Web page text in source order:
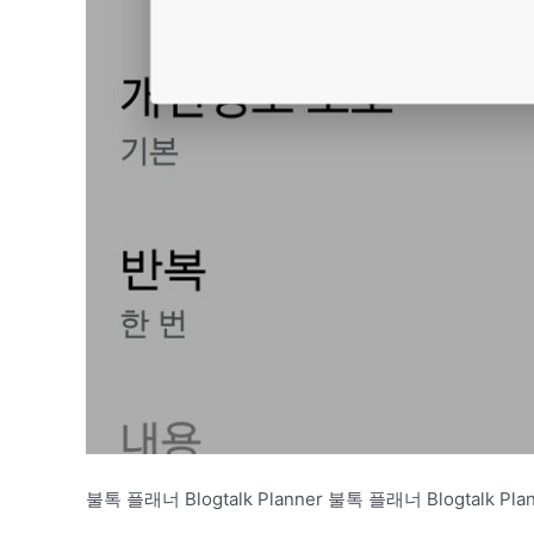
불톡 플래너 Blogtalk Planner 불톡 플래너 Blogtalk